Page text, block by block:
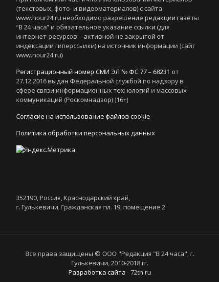
(текстовых, фото- и видеоматериалов) с сайта
www.hour24.ru необходимо разрешение редакции газеты
“В 24 часа” и обязательное указание ссылки (для
интернет-ресурсов – активной не закрытой от
индексации гиперссылки) на источник информации (сайт
www.hour24.ru)
Регистрационный номер СМИ ЭЛ № ФС 77 – 68231 от
27.12.2016 выдан Федеральной службой по надзору в
сфере связи информационных технологий и массовых
коммуникаций (Роскомнадзор) (16+)
Согласие на использование файлов cookie
Политика обработки персональных данных
352190, Россия, Краснодарский край,
г. Гулькевичи, Гражданская пл. 19, помещение 2.
Все права защищены © ООО "Редакция "В 24 часа", г.
Гулькевичи, 2010-2018 гг.
Разработка сайта - 72th.ru